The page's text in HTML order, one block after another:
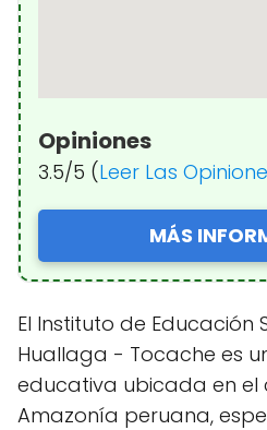
Opiniones
3.5/5 (Leer Las
MÁS
El Instituto de Educación
Huallaga - Tocache es
educativa ubicada en el
Amazonía peruana,